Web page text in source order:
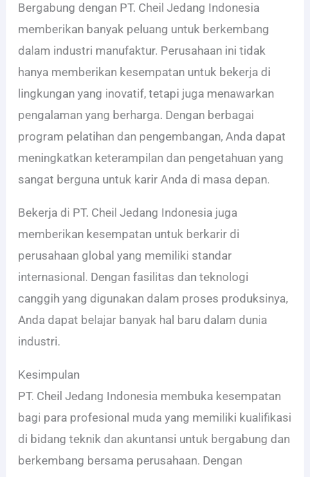
Bergabung dengan PT. Cheil Jedang Indonesia
memberikan banyak peluang untuk berkembang
dalam industri manufaktur. Perusahaan ini tidak
hanya memberikan kesempatan untuk bekerja di
lingkungan yang inovatif, tetapi juga menawarkan
pengalaman yang berharga. Dengan berbagai
program pelatihan dan pengembangan, Anda dapat
meningkatkan keterampilan dan pengetahuan yang
sangat berguna untuk karir Anda di masa depan.
Bekerja di PT. Cheil Jedang Indonesia juga
memberikan kesempatan untuk berkarir di
perusahaan global yang memiliki standar
internasional. Dengan fasilitas dan teknologi
canggih yang digunakan dalam proses produksinya,
Anda dapat belajar banyak hal baru dalam dunia
industri.
Kesimpulan
PT. Cheil Jedang Indonesia membuka kesempatan
bagi para profesional muda yang memiliki kualifikasi
di bidang teknik dan akuntansi untuk bergabung dan
berkembang bersama perusahaan. Dengan